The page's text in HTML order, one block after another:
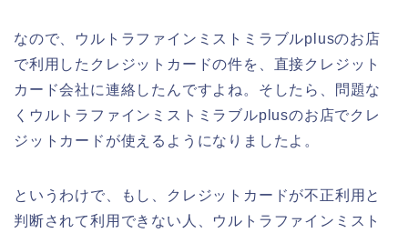
なので、ウルトラファインミストミラブルplusのお店
で利用したクレジットカードの件を、直接クレジット
カード会社に連絡したんですよね。そしたら、問題な
くウルトラファインミストミラブルplusのお店でクレ
ジットカードが使えるようになりましたよ。
というわけで、もし、クレジットカードが不正利用と
判断されて利用できない人、ウルトラファインミスト